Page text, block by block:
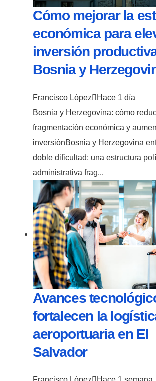
Cómo mejorar la
económica para
inversión
Bosnia y
Francisco López
Hace 1 día
Bosnia y Herzegovina: cómo
fragmentación económica y
inversiónBosnia y Herzegovina
doble dificultad: una estructura
administrativa frag...
Avances
fortalecen la
aeroportuaria en El
Salvador